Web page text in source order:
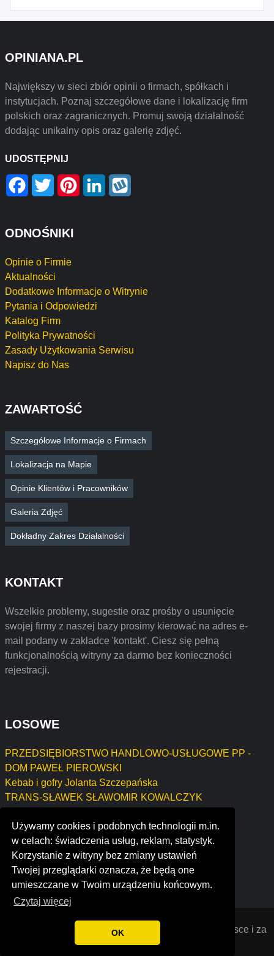
Używamy cookies i podobnych technologii m.in.
w celach: świadczenia usług, reklam, statystyk.
Korzystanie z witryny bez zmiany ustawień
Twojej przeglądarki oznacza, że będą one
umieszczane w Twoim urządzeniu końcowym.
Czytaj więcej
OK
OPINIANA.PL
Największy w sieci zbiór opinii o firmach, spółkach i
instytucjach. Poznaj szczegółowe dane i lokalizację firm
polskich oraz zagranicznych. Promuj swoją działalność
dodając unikalny opis oraz galerię zdjęć.
UDOSTĘPNIJ
Facebook
Twitter PinterestLinkedIn
ODNOŚNIKI
Opinie o Firmie
Aktualności
Dodatkowe Informacje o Witrynie
Pytania i Odpowiedzi
Katalog Firm
Polityka Prywatności
Zasady Użytkowania Serwisu
Napisz do Nas
ZAWARTOŚĆ
Szczegółowe Informacje o Firmach
Lokalizacja na Mapie
Opinie Klientów i Pracowników
Galeria Zdjęć
Dokładny Zakres Działalności
KONTAKT
Wszelkie problemy, sugestie oraz prośby o usunięcie
swojej firmy z naszej bazy prosimy kierować na adres e-
mail podany w zakładce 'kontakt'. Ciesz się pełną
funkcjonalnością witryny za darmo bez konieczności
rejestracji.
LOSOWE
PRZEDSIĘBIORSTWO HANDLOWO-USŁUGOWE PP -
DOM PAWEŁ PIEROWSKI
Kebab i gofry Jolanta Szczepańska
TRANS-SŁAWEK SŁAWOMIR KOWALCZYK
"RYŚ'' FIRMA HANDLOWO-USŁUGOWA SYSTEMY
GRZEWCZE,WODOCIĄGOWE I KANALIZACYJNE
RYSZARD NAWROT
oasis medical
© 2022 Opinie o firmach założonych w Polsce i za
granicą. Wszystkie prawa zastrzeżone.